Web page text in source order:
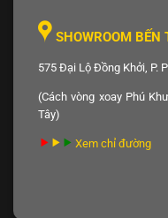
SHOWROOM BẾN
575 Đại Lộ Đồng Khởi, P.
(Cách vòng xoay Phú
Tây)
Xem chỉ đường